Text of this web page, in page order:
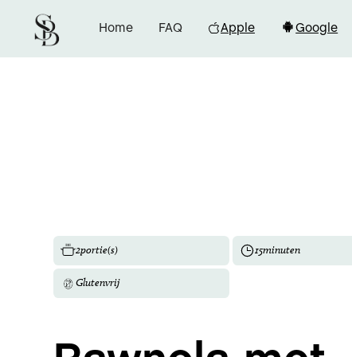
Home FAQ Apple Google
2portie(s) 15minuten
Glutenvrij